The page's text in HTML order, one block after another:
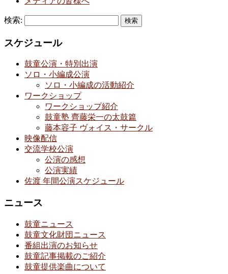
検索:
スケジュール
鼓童公演・特別出演
ソロ・小編成公演
ソロ・小編成の活動紹介
ワークショップ
ワークショップ紹介
鼓童塾 齊藤栄一の太鼓篇
藤本容子 ヴォイス・サークル
映像配信
交流学校公演
公演の感想
公演実績
佐渡 年間公演スケジュール
ニュース
鼓童ニュース
鼓童文化財団ニュース
番組出演のお知らせ
鼓童記事掲載のご紹介
鼓童提供楽曲について